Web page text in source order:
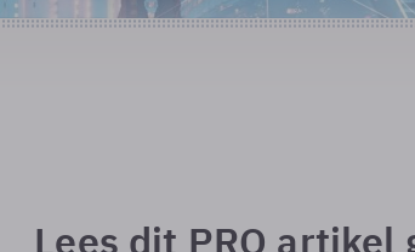
Lees dit PRO artikel